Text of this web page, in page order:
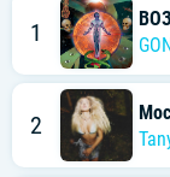
1
2